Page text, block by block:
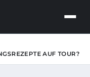
AUF TOUR?